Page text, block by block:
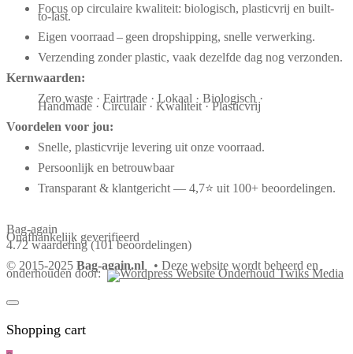
Focus op circulaire kwaliteit: biologisch, plasticvrij en built-
to-last.
Eigen voorraad – geen dropshipping, snelle verwerking.
Verzending zonder plastic, vaak dezelfde dag nog verzonden.
Kernwaarden:
Zero waste · Fairtrade · Lokaal · Biologisch ·
Handmade · Circulair · Kwaliteit · Plasticvrij
Voordelen voor jou:
Snelle, plasticvrije levering uit onze voorraad.
Persoonlijk en betrouwbaar
Transparant & klantgericht — 4,7⭐ uit 100+ beoordelingen.
Bag-again
Onafhankelijk geverifieerd
4.72 waardering (101 beoordelingen)
© 2015-2025 Bag-again.nl • Deze website wordt beheerd en
onderhouden door:
Shopping cart